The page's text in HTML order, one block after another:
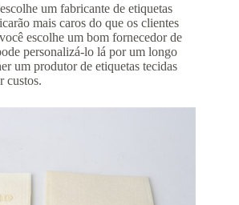
um fabricante de etiquetas
mais caros do que os clientes
escolhe um bom fornecedor de
personalizá-lo lá por um longo
um produtor de etiquetas tecidas
custos.